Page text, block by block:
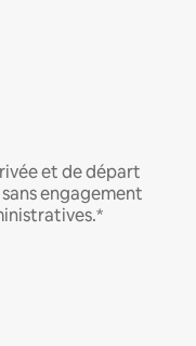
et de départ
engagement